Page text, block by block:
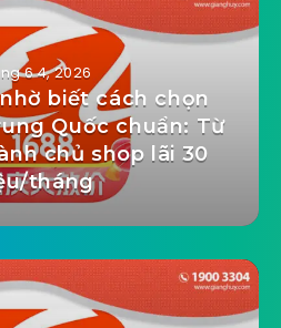
6 4, 2026
biết cách chọn
Quốc chuẩn: Từ
chủ shop lãi 30
tháng